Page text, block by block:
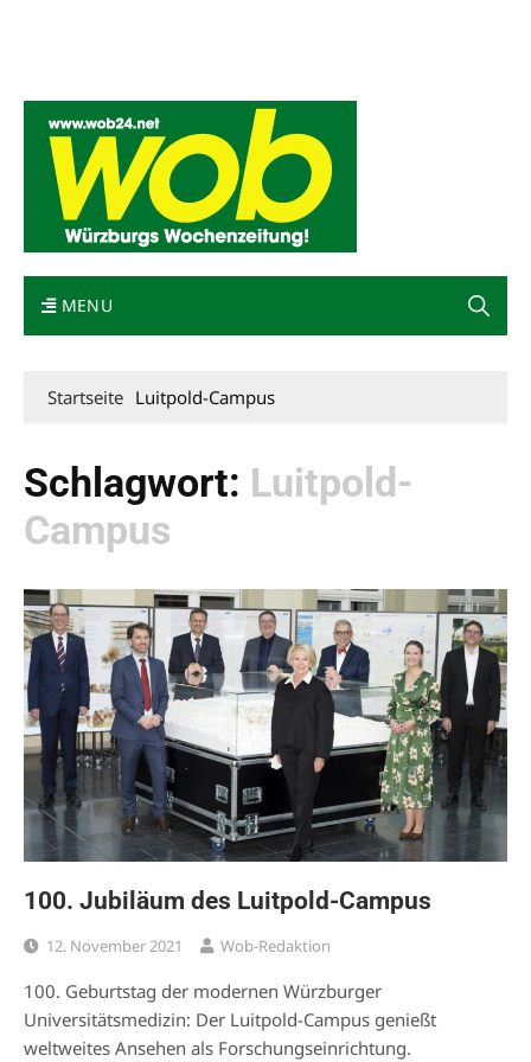
MENU
Startseite Luitpold-Campus
Schlagwort: Luitpold-
Campus
100. Jubiläum des Luitpold-Campus
12. November 2021 Wob-Redaktion
100. Geburtstag der modernen Würzburger
Universitätsmedizin: Der Luitpold-Campus genießt
weltweites Ansehen als Forschungseinrichtung.